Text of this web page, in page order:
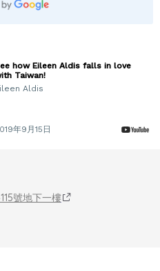
how Eileen Aldis falls in love
Taiwan!
Aldis
年9月15日
號地下一樓